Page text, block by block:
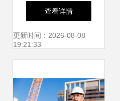
管施工价格解析 影
响因素与概算策略
查看详情
更新时间：2026-08-08
19:21:33